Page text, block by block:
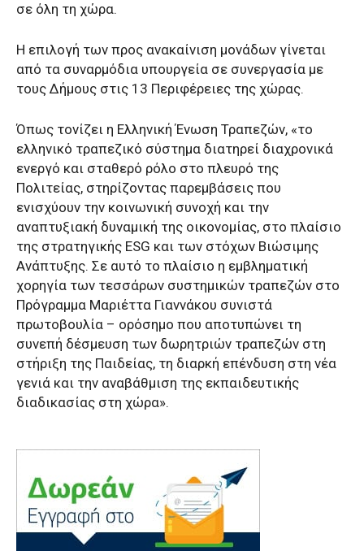
σε όλη τη χώρα.
Η επιλογή των προς ανακαίνιση μονάδων γίνεται
από τα συναρμόδια υπουργεία σε συνεργασία με
τους Δήμους στις 13 Περιφέρειες της χώρας.
Όπως τονίζει η Ελληνική Ένωση Τραπεζών, «το
ελληνικό τραπεζικό σύστημα διατηρεί διαχρονικά
ενεργό και σταθερό ρόλο στο πλευρό της
Πολιτείας, στηρίζοντας παρεμβάσεις που
ενισχύουν την κοινωνική συνοχή και την
αναπτυξιακή δυναμική της οικονομίας, στο πλαίσιο
της στρατηγικής ESG και των στόχων Βιώσιμης
Ανάπτυξης. Σε αυτό το πλαίσιο η εμβληματική
χορηγία των τεσσάρων συστημικών τραπεζών στο
Πρόγραμμα Μαριέττα Γιαννάκου συνιστά
πρωτοβουλία – ορόσημο που αποτυπώνει τη
συνεπή δέσμευση των δωρητριών τραπεζών στη
στήριξη της Παιδείας, τη διαρκή επένδυση στη νέα
γενιά και την αναβάθμιση της εκπαιδευτικής
διαδικασίας στη χώρα».